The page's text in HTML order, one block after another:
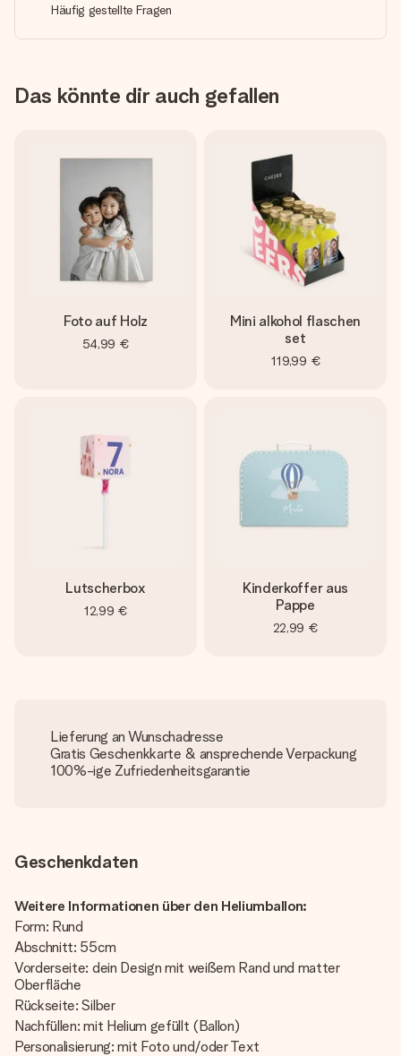
Häufig gestellte Fragen
Das könnte dir auch gefallen
Foto auf Holz
54,99 €
Mini alkohol flaschen
set
119,99 €
Lutscherbox
12,99 €
Kinderkoffer aus
Pappe
22,99 €
Lieferung an Wunschadresse
Gratis Geschenkkarte & ansprechende Verpackung
100%-ige Zufriedenheitsgarantie
Geschenkdaten
Weitere Informationen über den Heliumballon:
Form: Rund
Abschnitt: 55cm
Vorderseite: dein Design mit weißem Rand und matter
Oberfläche
Rückseite: Silber
Nachfüllen: mit Helium gefüllt (Ballon)
Personalisierung: mit Foto und/oder Text